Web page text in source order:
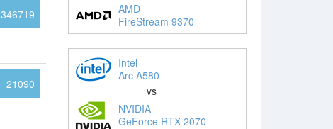
346719
21090
AMD
FireStream 9370
Intel
Arc A580
vs
NVIDIA
GeForce RTX 2070